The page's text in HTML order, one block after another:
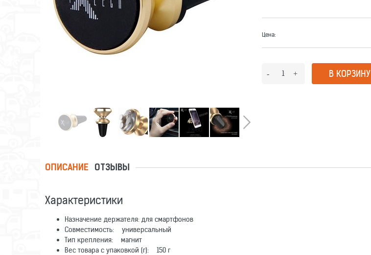
Цена:
В КОРЗИНУ
ОПИСАНИЕ ОТЗЫВЫ
Характеристики
Назначение держателя: для смартфонов
Совместимость: универсальный
Тип крепления: магнит
Вес товара с упаковкой (г): 150 г